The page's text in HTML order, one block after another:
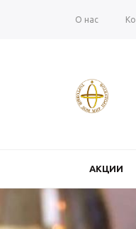
О нас
АКЦИИ